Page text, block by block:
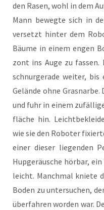
den Rasen, wohl in dem
Mann beweg­te sich in
ver­setzt hin­ter dem
Bäu­me in einem engen
zont ins Auge zu
schnur­ge­ra­de wei­ter,
Gelän­de ohne
und fuhr in einem
flä­che hin.
wie sie den Robo­ter
einer die­ser lie­gen­den
Hup­ge­räu­sche hör­bar,
leicht. Manch­mal knie­te
Boden zu unter­su­chen,
über­fah­ren wor­den war.